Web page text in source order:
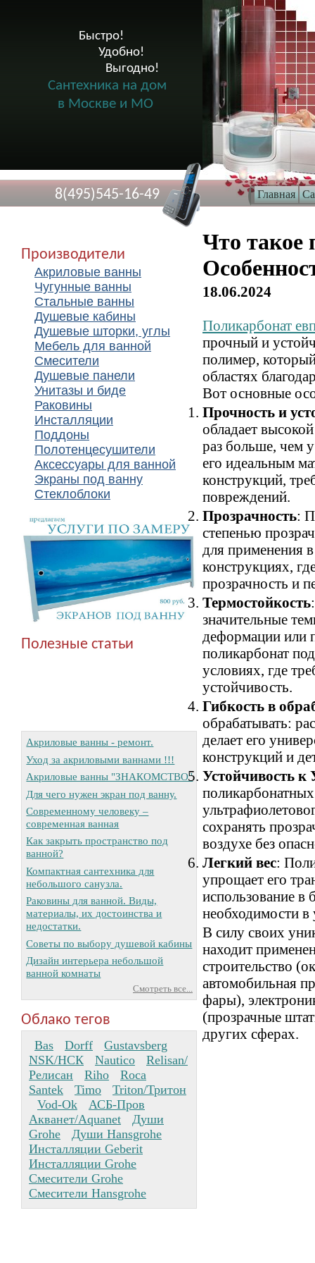
Главная
Быстро!
              Удобно!
                      Выгодно!
Сантехника на дом
в Москве и МО
8(495)545-16-49
Производители
Акриловые ванны
Чугунные ванны
Стальные ванны
Душевые кабины
Душевые шторки, углы
Мебель для ванной
Смесители
Душевые панели
Унитазы и биде
Раковины
Инсталляции
Поддоны
Полотенцесушители
Аксессуары для ванной
Экраны под ванну
Стеклоблоки
Полезные статьи
Акриловые ванны - ремонт.
Уход за акриловыми ваннами !!!
Акриловые ванны "ЗНАКОМСТВО"
Для чего нужен экран под ванну.
Современному человеку –
современная ванная
Как закрыть пространство под
ванной?
Компактная сантехника для
небольшого санузла.
Раковины для ванной. Виды,
материалы, их достоинства и
недостатки.
Советы по выбору душевой кабины
Дизайн интерьера небольшой
ванной комнаты
Смотреть все...
Облако тегов
Bas Dorff
Gustavsberg
NSK/НСК
Nautico
Relisan/
Релисан
Riho
Roca
Santek
Timo
Triton/Тритон
Vod-Ok
АСБ-Пров
Акванет/Aquanet
Души
Grohe
Души Hansgrohe
Инсталляции Geberit
Инсталляции Grohe
Смесители Grohe
Смесители Hansgrohe
Что такое
18.06.2024
Поликарбонат
прочный и
полимер,
областях
Вот основные
Прочность и
обладает
раз больше, чем
его идеальным
конструкций,
повреждений.
Прозрачность:
степенью
для применения
конструкциях,
прозрачность и
Термостойкость
значительные
деформации или
поликарбонат
условиях, где
устойчивость.
Гибкость в
обрабатывать:
делает его
конструкций и
Устойчивость
сохранять
воздухе без
Легкий вес:
упрощает его
использование в
необходимости
В силу своих
находит
строительство
автомобильная
фары),
(прозрачные
других сферах.